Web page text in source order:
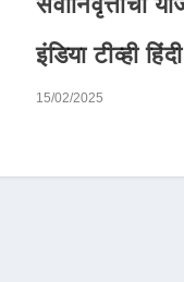
इंडिया टीव्ही हिंदी
15/02/2025